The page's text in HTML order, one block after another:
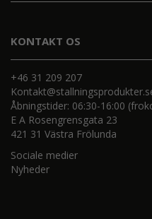
KONTAKT OS
+46 31 209 207
Åbningstider: 06:30-16:00
E A Rosengrensgata 23
421 31 Västra Frölunda
Sociale medier
Nyheder